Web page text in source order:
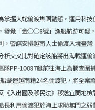
掌握人蛇偷渡集團動態，運用科
發覺「金○○8號」漁船航跡可疑
，密謀安排越南人士偷渡入境臺
析交叉比對確定該船將出海載運
隊PP-10087艇前往海上為攔查圍
載運越南籍24名偷渡犯，將全案
《入出國及移民法》移送宜蘭地
長利用偷渡犯於海上求助無門之